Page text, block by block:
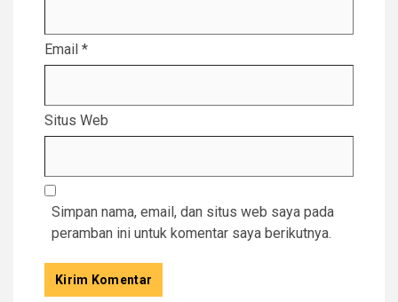
Email *
Situs Web
Simpan nama, email, dan situs web saya pada
peramban ini untuk komentar saya berikutnya.